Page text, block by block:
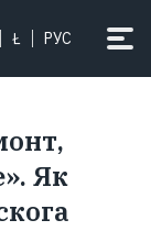
Ł РУС
Як